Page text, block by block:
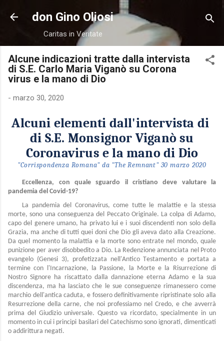
Passa ai contenuti principali
don Gino Oliosi
Caritas in Veritate
Alcune indicazioni tratte dalla intervista
di S.E. Carlo Maria Viganò su Corona
virus e la mano di Dio
- marzo 30, 2020
Alcuni elementi dall'intervista di
di S.E. Monsignor Viganò su
Coronavirus e la mano di Dio
"Corrispondenza Romana" da "The Remnant" 30 marzo 2020
Eccellenza, con quale sguardo il cristiano deve valutare la
pandemia del Covid-19?
La pandemia del Coronavirus, come tutte le malattie e la stessa
morte, sono una conseguenza del Peccato Originale. La colpa di Adamo,
capo del genere umano, ha privato lui e i suoi discendenti non solo della
Grazia, ma anche di tutti quei doni che Dio gli aveva dato alla Creazione.
Da quel momento la malattia e la morte sono entrate nel mondo, quale
punizione per aver disobbedito a Dio. La Redenzione annunciata nel Proto
evangelo (Genesi 3), profetizzata nell'Antico Testamento e portata a
termine con l'Incarnazione, la Passione, la Morte e la Risurrezione di
Nostro Signore ha riscattato dalla dannazione eterna Adamo e la sua
discendenza, ma ha lasciato che le sue conseguenze rimanessero come
marchio dell'antica caduta, e fossero definitivamente ripristinate solo alla
Resurrezione della carne, che noi professiamo nel Credo, e che avverrà
prima del Giudizio universale. Questo va ricordato, specialmente in un
momento in cui i principi basilari del Catechismo sono ignorati, dimenticati
o addirittura negati.